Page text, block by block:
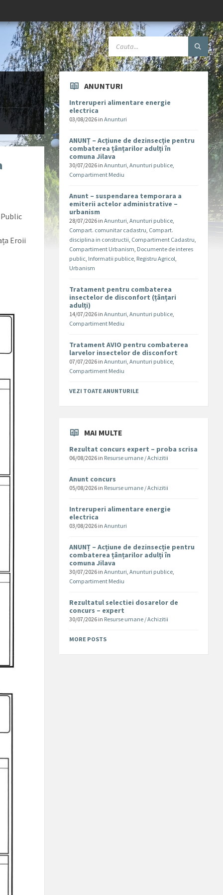
Eroii
ANUNTURI
Intreruperi alimentare energie
electrica
03/08/2026 inAnunturi
ANUNȚ – Acțiune de dezinsecție pentru
combaterea țânțarilor adulți în
comuna Jilava
30/07/2026 inAnunturi,Anunturi publice,
Compartiment Mediu
Anunt – suspendarea temporara a
emiterii actelor administrative –
urbanism
28/07/2026 inAnunturi,Anunturi publice,
Compart. comunitar cadastru, Compart.
disciplina in constructii, Compartiment Cadastru,
Compartiment Urbanism, Documente de interes
public, Informatii publice, Registru Agricol,
Urbanism
Tratament pentru combaterea
insectelor de disconfort (țânțari
adulți)
14/07/2026 inAnunturi,Anunturi publice,
Compartiment Mediu
Tratament AVIO pentru combaterea
larvelor insectelor de disconfort
07/07/2026 inAnunturi,Anunturi publice,
Compartiment Mediu
VEZI TOATE ANUNTURILE
MAI MULTE
Rezultat concurs expert – proba scrisa
06/08/2026 in Resurse umane / Achizitii
Anunt concurs
05/08/2026 in Resurse umane / Achizitii
Intreruperi alimentare energie
electrica
03/08/2026 inAnunturi
ANUNȚ – Acțiune de dezinsecție pentru
combaterea țânțarilor adulți în
comuna Jilava
30/07/2026 inAnunturi,Anunturi publice,
Compartiment Mediu
Rezultatul selectiei dosarelor de
concurs – expert
30/07/2026 in Resurse umane / Achizitii
MORE POSTS